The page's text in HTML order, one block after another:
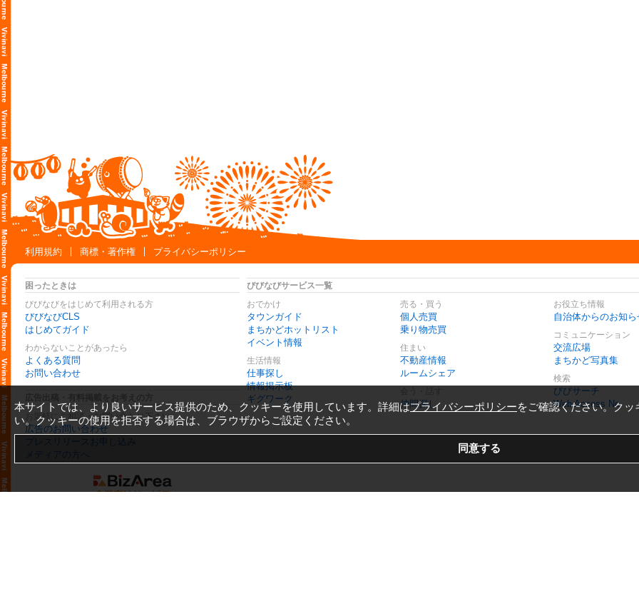
利用規約
商標・著作権 プライバシーポリシー
困ったときは
びびなびをはじめて利用される方
びびなびCLS
はじめてガイド
わからないことがあったら
よくある質問
お問い合わせ
お気軽にご相談・お問い合わせ下さい
広告のお問い合わせ
プレスリリースお申し込み
メディアの方へ
びびなびサービス一覧
おでかけ
タウンガイド
まちかどホットリスト
イベント情報
生活情報
仕事探し
情報掲示板
ギグワーク
売る・買う
個人売買
乗り物売買
住まい
不動産情報
ルームシェア
仲間探し
お役立ち情報
自治体からのお知ら
コミュニケーション
交流広場
まちかど写真集
検索
びびサーチ
Web Access No.
本サイトでは、より良いサービス提供のため、クッキーを使用しています。詳細はプライバシーポリシーをご確認ください。ク
い。クッキーの使用を拒否する場合は、ブラウザからご設定ください。